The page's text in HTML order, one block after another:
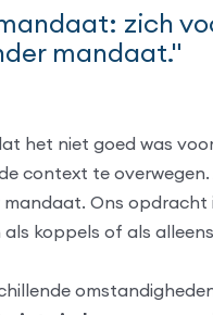
zich
mandaat."
het niet goed was
context te
Ons
koppels of als